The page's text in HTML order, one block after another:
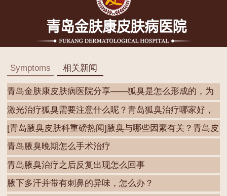
Symptoms 相关新闻
青岛金肤康皮肤病医院分享——狐臭是怎么形成的，为
什
激光治疗狐臭需要注意什么呢？青岛狐臭治疗哪家好，
青
[青岛腋臭皮肤科重磅热闻]腋臭与哪些因素有关？青岛皮
青岛腋臭晚期怎么手术治疗
青岛腋臭治疗之后反复出现怎么回事
腋下多汗并带有刺鼻的异味，怎么办？